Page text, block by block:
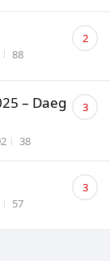
조회수
88
댓
글 2
– Daeg
조회수
38
댓
글 3
조회수
57
댓
글 3